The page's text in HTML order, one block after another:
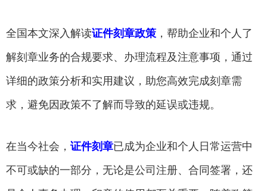
全国本文深入解读证件刻章政策 ，帮助企业和个人了
解刻章业务的合规要求、办理流程及注意事项，通过
详细的政策分析和实用建议，助您高效完成刻章需
求，避免因政策不了解而导致的延误或违规。
在当今社会， 证件刻章已成为企业和个人日常运营中
不可或缺的一部分，无论是公司注册、合同签署，还